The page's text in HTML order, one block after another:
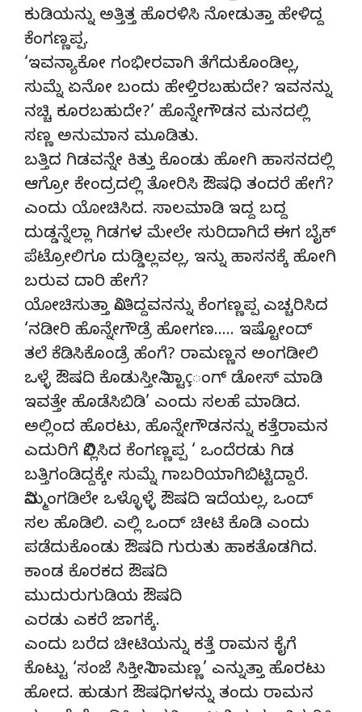
ಕುಡಿಯನ್ನು ಅತ್ತಿತ್ತ ಹೊರಳಿಸಿ ನೋಡುತ್ತಾ ಹೇಳಿದ್ದ
ಕೆಂಗಣ್ಣಪ್ಪ.
‘ಇವನ್ಯಾಕೋ ಗಂಭೀರವಾಗಿ ತೆಗೆದುಕೊಂಡಿಲ್ಲ,
ಸುಮ್ನೆ ಏನೋ ಬಂದು ಹೇಳ್ತಿರಬಹುದೇ? ಇವನನ್ನು
ನಚ್ಚಿ ಕೂರಬಹುದೇ?’ ಹೊನ್ನೇಗೌಡನ ಮನದಲ್ಲಿ
ಸಣ್ಣ ಅನುಮಾನ ಮೂಡಿತು.
ಬತ್ತಿದ ಗಿಡವನ್ನೇ ಕಿತ್ತು ಕೊಂಡು ಹೋಗಿ ಹಾಸನದಲ್ಲಿ
ಆಗ್ರೋ ಕೇಂದ್ರದಲ್ಲಿ ತೋರಿಸಿ ಔಷಧಿ ತಂದರೆ ಹೇಗೆ?
ಎಂದು ಯೋಚಿಸಿದ. ಸಾಲಮಾಡಿ ಇದ್ದ ಬದ್ದ
ದುಡ್ಡನ್ನೆಲ್ಲಾ ಗಿಡಗಳ ಮೇಲೇ ಸುರಿದಾಗಿದೆ ಈಗ ಬೈಕ್
ಪೆಟ್ರೋಲಿಗೂ ದುಡ್ಡಿಲ್ಲವಲ್ಲ, ಇನ್ನು ಹಾಸನಕ್ಕೆ ಹೋಗಿ
ಬರುವ ದಾರಿ ಹೇಗೆ?
ಯೋಚಿಸುತ್ತಾ ನಿಂತಿದ್ದವನನ್ನು ಕೆಂಗಣ್ಣಪ್ಪ ಎಚ್ಚರಿಸಿದ
‘ನಡೀರಿ ಹೊನ್ನೇಗೌಡ್ರೆ ಹೋಗಣ….. ಇಷ್ಟೋಂದ್
ತಲೆ ಕೆಡಿಸಿಕೊಂಡ್ರೆ ಹೆಂಗೆ? ರಾಮಣ್ಣನ ಅಂಗಡೀಲಿ
ಒಳ್ಳೆ ಔಷದಿ ಕೊಡುಸ್ತೀನಿ ಸ್ಟಾçಂಗ್ ಡೋಸ್ ಮಾಡಿ
ಇವತ್ತೇ ಹೊಡೆಸಿಬಿಡಿ’ ಎಂದು ಸಲಹೆ ಮಾಡಿದ.
ಅಲ್ಲಿಂದ ಹೊರಟು, ಹೊನ್ನೇಗೌಡನನ್ನು ಕತ್ತೆರಾಮನ
ಎದುರಿಗೆ ನಿಲ್ಲಿಸಿದ ಕೆಂಗಣ್ಣಪ್ಪ ‘ ಒಂದೆರಡು ಗಿಡ
ಬತ್ತಿಗಂಡಿದ್ದಕ್ಕೇ ಸುಮ್ನೆ ಗಾಬರಿಯಾಗಿಬಿಟ್ಟಿದ್ದಾರೆ.
ನಿಮ್ಮಂಗಡಿಲೇ ಒಳ್ಳೊಳ್ಳೆ ಔಷದಿ ಇದೆಯಲ್ಲ, ಒಂದ್
ಸಲ ಹೊಡಿಲಿ. ಎಲ್ಲಿ ಒಂದ್ ಚೀಟಿ ಕೊಡಿ ಎಂದು
ಪಡೆದುಕೊಂಡು ಔಷದಿ ಗುರುತು ಹಾಕತೊಡಗಿದ.
ಕಾಂಡ ಕೊರಕದ ಔಷದಿ
ಮುದುರುಗುಡಿಯ ಔಷದಿ
ಎರಡು ಎಕರೆ ಜಾಗಕ್ಕೆ.
ಎಂದು ಬರೆದ ಚೀಟಿಯನ್ನು ಕತ್ತೆ ರಾಮನ ಕೈಗೆ
ಕೊಟ್ಟು ‘ಸಂಜೆ ಸಿಕ್ತೀನಿ ರಾಮಣ್ಣ’ ಎನ್ನುತ್ತಾ ಹೊರಟು
ಹೋದ. ಹುಡುಗ ಔಷಧಿಗಳನ್ನು ತಂದು ರಾಮನ